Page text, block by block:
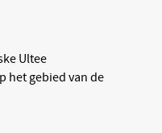
Ultee
het gebied van de